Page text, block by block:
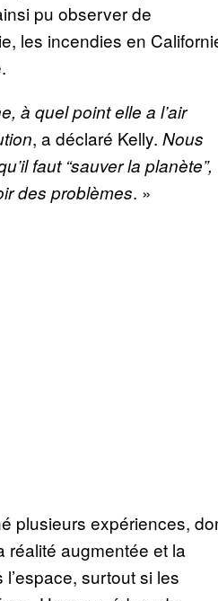
pu observer de
les incendies en
à quel point elle a l’air
, a déclaré Kelly. Nous
faut “sauver la planète”,
des problèmes. »
plusieurs expériences,
réalité augmentée et la
surtout si les